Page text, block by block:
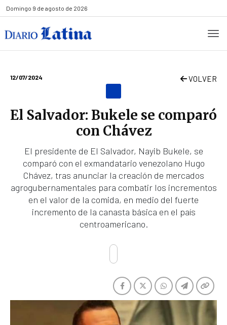
Domingo 9 de agosto de 2026
12/07/2024 VOLVER
El Salvador: Bukele se comparó
con Chávez
El presidente de El Salvador, Nayib Bukele, se
comparó con el exmandatario venezolano Hugo
Chávez, tras anunciar la creación de mercados
agrogubernamentales para combatir los incrementos
en el valor de la comida, en medio del fuerte
incremento de la canasta básica en el país
centroamericano.